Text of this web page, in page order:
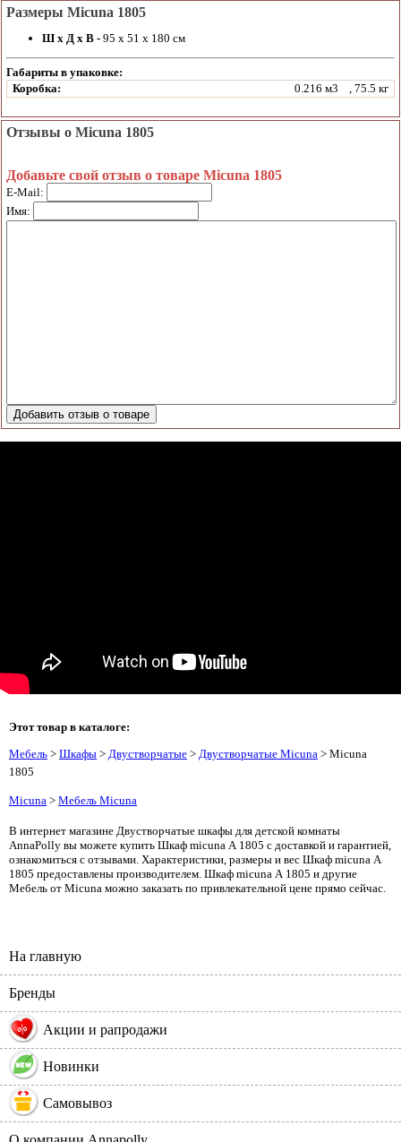
Размеры Micuna 1805
Ш х Д х В - 95 х 51 х 180 см
Габариты в упаковке:
Коробка:
0.216 м3 , 75.5 кг
Отзывы о Micuna 1805
Добавьте свой отзыв о товаре Micuna 1805
E-Mail:
Имя:
Этот товар в каталоге:
Мебель > Шкафы > Двустворчатые > Двустворчатые Micuna > Micuna
1805
Micuna > Мебель Micuna
В интернет магазине Двустворчатые шкафы для детской комнаты
AnnaPolly вы можете купить Шкаф micuna А 1805 с доставкой и гарантией,
ознакомиться с отзывами. Характеристики, размеры и вес Шкаф micuna А
1805 предоставлены производителем. Шкаф micuna А 1805 и другие
Мебель от Micuna можно заказать по привлекательной цене прямо сейчас.
На главную
Бренды
% Акции и рапродажи
Новинки
Самовывоз